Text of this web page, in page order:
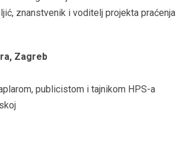
znanstvenik i voditelj projekta praćenja
Zagreb
publicistom i tajnikom HPS-a